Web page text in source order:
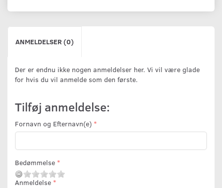
ANMELDELSER (0)
Der er endnu ikke nogen anmeldelser her. Vi vil være glade
for hvis du vil anmelde som den første.
Tilføj anmeldelse:
Fornavn og Efternavn(e)
Bedømmelse
Anmeldelse